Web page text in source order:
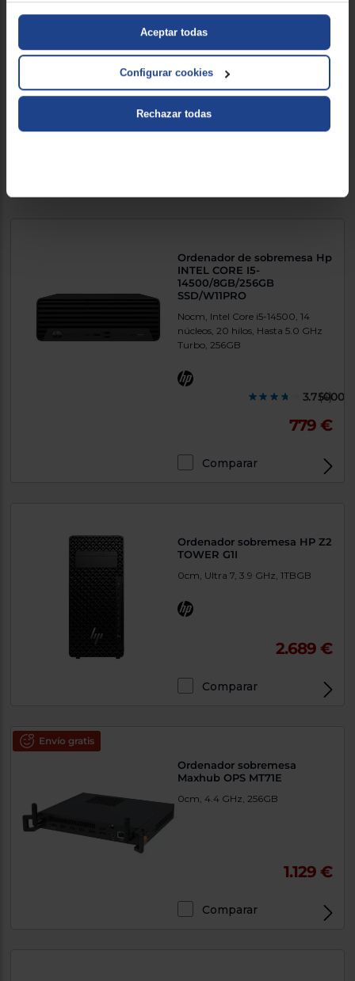
Aceptar todas
Configurar cookies
Rechazar todas
Ordenador portátil Acer
ASPIRE GO 15 CORE 5-
120U/8-512GB SSD/15.6"/W11H
GB, Intel Core 5, 8 GBGB, 15.6
pulgadas
Exclusivo Web
Ordenador de sobremesa Hp
INTEL CORE I5-
14500/8GB/256GB
SSD/W11PRO
Nocm, Intel Core i5-14500, 14
núcleos, 20 hilos, Hasta 5.0 GHz
Turbo, 256GB
(4)
779 €
Comparar
Ordenador sobremesa HP Z2
TOWER G1I
0cm, Ultra 7, 3.9 GHz, 1TBGB
2.689 €
Comparar
Envío gratis
Ordenador sobremesa
Maxhub OPS MT71E
0cm, 4.4 GHz, 256GB
1.129 €
Comparar